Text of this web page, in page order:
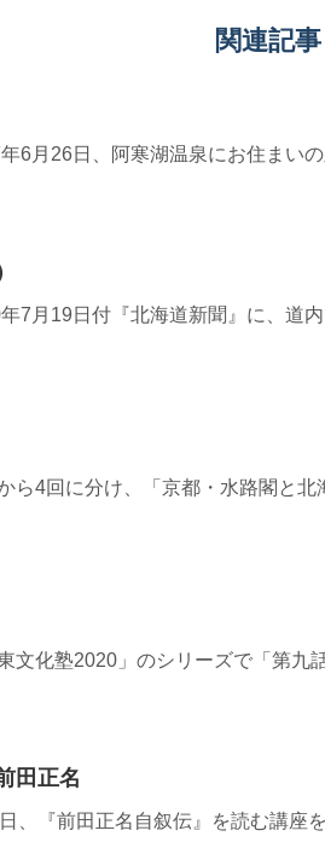
関連記事
6月26日、阿寒湖温泉にお住まい
月19日付『北海道新聞』に、道
4回に分け、「京都・水路閣と北
化塾2020」のシリーズで「第九
田正名
『前田正名自叙伝』を読む講座